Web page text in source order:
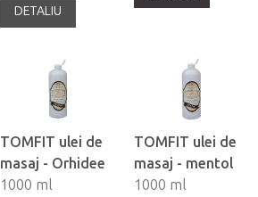
DETALIU
TOMFIT ulei de
masaj - Orhidee
1000 ml
TOMFIT ulei de
masaj - mentol
1000 ml